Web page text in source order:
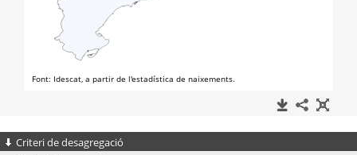
Criteri de desagregació